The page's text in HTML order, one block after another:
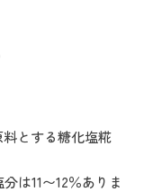
とする糖化塩糀
は11〜12％ありま